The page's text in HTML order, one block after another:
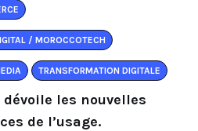
/ MOROCCOTECH
TRANSFORMATION DIGITALE
dévoile les nouvelles
de l’usage.